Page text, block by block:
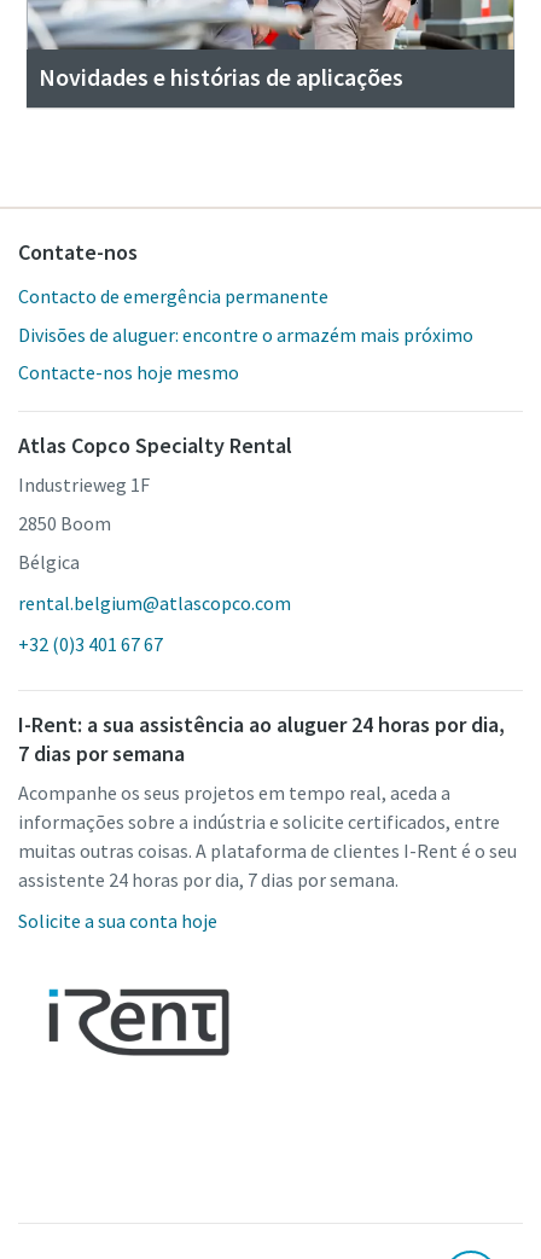
Novidades e histórias de aplicações
Contate-nos
Contacto de emergência permanente
Divisões de aluguer: encontre o armazém mais próximo
Contacte-nos hoje mesmo
Atlas Copco Specialty Rental
Industrieweg 1F
2850 Boom
Bélgica
rental.belgium@atlascopco.com
+32 (0)3 401 67 67
I-Rent: a sua assistência ao aluguer 24 horas por dia,
7 dias por semana
Acompanhe os seus projetos em tempo real, aceda a
informações sobre a indústria e solicite certificados, entre
muitas outras coisas. A plataforma de clientes I-Rent é o seu
assistente 24 horas por dia, 7 dias por semana.
Solicite a sua conta hoje